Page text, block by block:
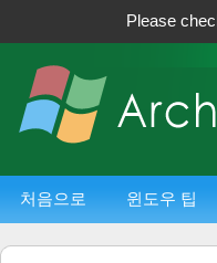
Please
처음으로 윈도우 팁